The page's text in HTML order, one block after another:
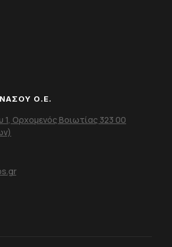
Ο.Ε.
1, Ορχομενός Βοιωτίας 323 00